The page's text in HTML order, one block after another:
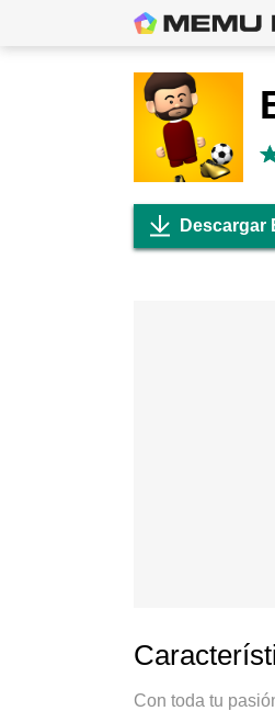
Descargar
Con toda tu